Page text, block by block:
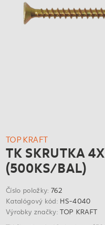
TOP KRAFT
TK SKRUTKA
(500KS/BAL)
Číslo položky: 762
Katalógový kód: HS-4040
Výrobky značky:TOP KRAFT